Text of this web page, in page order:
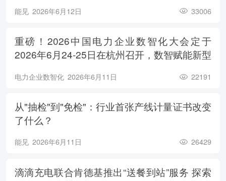
能见 2026年6月12日 33006
重磅！2026中国电力企业数智化大会定于
2026年6月24-25日在杭州召开，数智赋能新型
电力企业数智化 2026年6月11日 22191
从"抽检"到"免检"：行业首张产线计量证书改变
了什么？
能见 2026年6月11日 26429
滴滴充电联合肯德基推出“送餐到站”服务 探索